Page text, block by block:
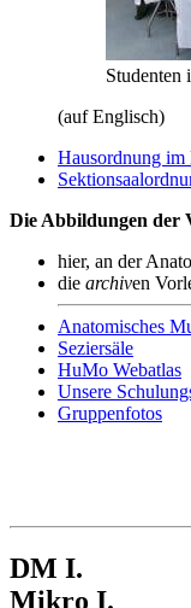
Studenten
(auf Englisch)
Hausordnung im
Die Abbildungen der
hier, an der
die archiven
Anatomisches
Seziersäle
HuMo Webatlas
Unsere
Gruppenfotos
DM I.
Mikro I.